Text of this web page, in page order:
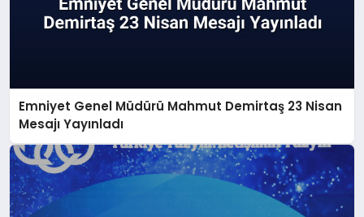
Emniyet Genel Müdürü Mahmut Demirtaş 23 Nisan
Mesajı Yayınladı